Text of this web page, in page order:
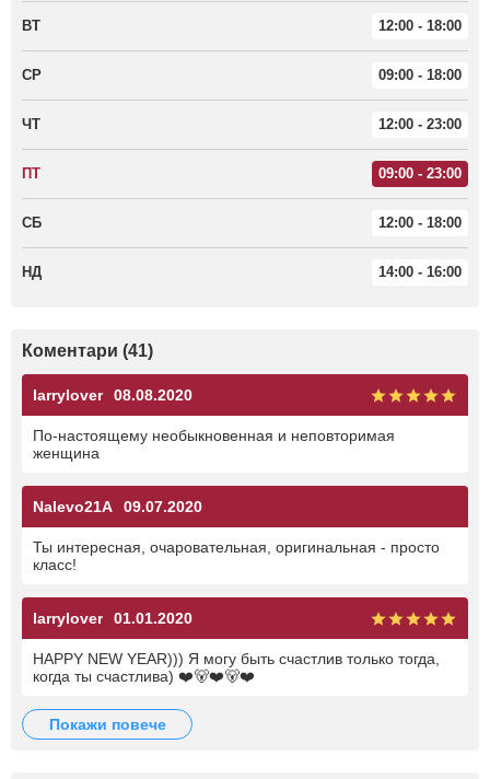
ВТ 12:00 - 18:00
СР 09:00 - 18:00
ЧТ 12:00 - 23:00
ПТ 09:00 - 23:00
СБ 12:00 - 18:00
НД 14:00 - 16:00
Коментари (41)
larrylover 08.08.2020
По-настоящему необыкновенная и неповторимая
женщина
Nalevo21A 09.07.2020
Ты интересная, очаровательная, оригинальная - просто
класс!
larrylover 01.01.2020
HAPPY NEW YEAR))) Я могу быть счастлив только тогда,
когда ты счастлива) ❤️🐻❤️🐻❤️
покажи повече